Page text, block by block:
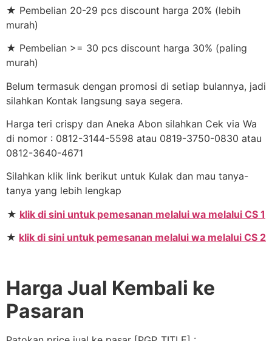
★ Pembelian 20-29 pcs discount harga 20% (lebih
murah)
★ Pembelian >= 30 pcs discount harga 30% (paling
murah)
Belum termasuk dengan promosi di setiap bulannya, jadi
silahkan Kontak langsung saya segera.
Harga teri crispy dan Aneka Abon silahkan Cek via Wa
di nomor : 0812-3144-5598 atau 0819-3750-0830 atau
0812-3640-4671
Silahkan klik link berikut untuk Kulak dan mau tanya-
tanya yang lebih lengkap
★ klik di sini untuk pemesanan melalui wa melalui CS 1
★ klik di sini untuk pemesanan melalui wa melalui CS 2
Harga Jual Kembali ke
Pasaran